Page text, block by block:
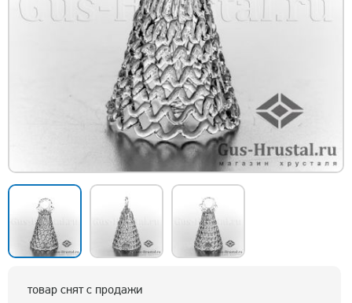
товар снят с продажи